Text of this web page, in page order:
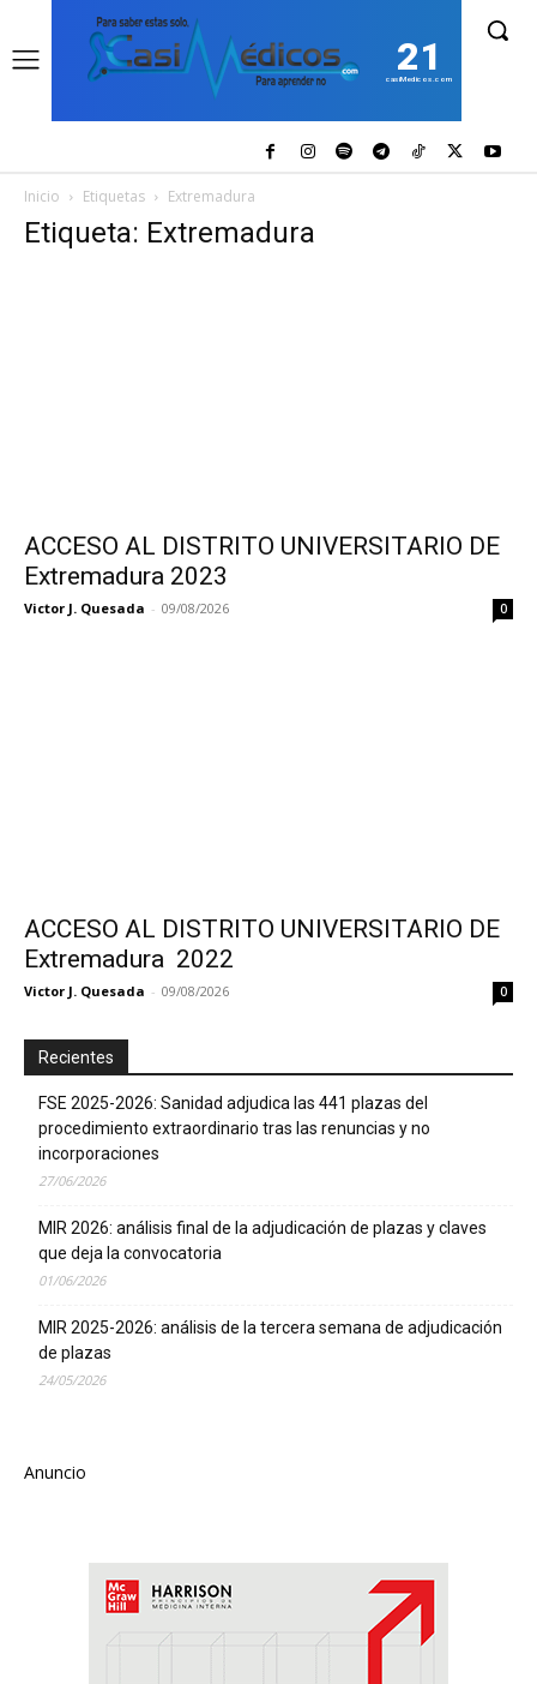
21
casiMedicos.com
Inicio Etiquetas Extremadura
Etiqueta: Extremadura
ACCESO AL DISTRITO UNIVERSITARIO DE
Extremadura 2023
Victor J. Quesada - 09/08/2026 0
ACCESO AL DISTRITO UNIVERSITARIO DE
Extremadura 2022
Victor J. Quesada - 09/08/2026 0
Recientes
FSE 2025-2026: Sanidad adjudica las 441 plazas del
procedimiento extraordinario tras las renuncias y no
incorporaciones
27/06/2026
MIR 2026: análisis final de la adjudicación de plazas y claves
que deja la convocatoria
01/06/2026
MIR 2025-2026: análisis de la tercera semana de adjudicación
de plazas
24/05/2026
Anuncio